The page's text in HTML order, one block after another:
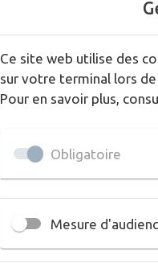
Ce site web utilise des
sur votre terminal lors
Pour en savoir plus,
Obligatoire
Mesure